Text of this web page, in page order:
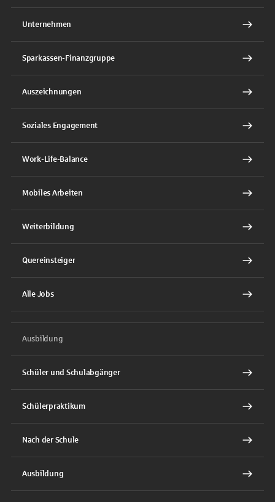
Unternehmen
Sparkassen-Finanzgruppe
Auszeichnungen
Soziales Engagement
Work-Life-Balance
Mobiles Arbeiten
Weiterbildung
Quereinsteiger
Alle Jobs
Ausbildung
Schüler und Schulabgänger
Schülerpraktikum
Nach der Schule
Ausbildung